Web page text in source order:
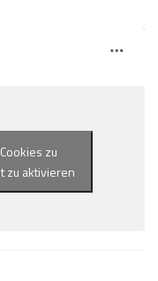
zu
zu aktivieren